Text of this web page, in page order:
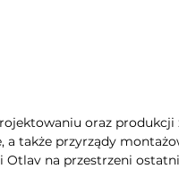
oraz
także przyrządy
na przestrzeni